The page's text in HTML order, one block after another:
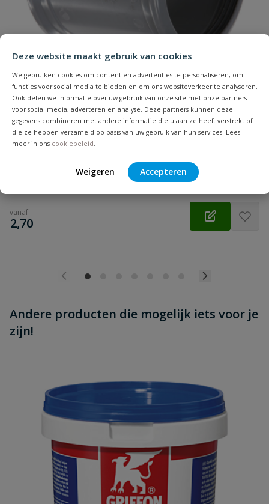
Deze website maakt gebruik van cookies
We gebruiken cookies om content en advertenties te personaliseren, om
functies voor social media te bieden en om ons websiteverkeer te analyseren.
Ook delen we informatie over uw gebruik van onze site met onze partners
voor social media, adverteren en analyse. Deze partners kunnen deze
gegevens combineren met andere informatie die u aan ze heeft verstrekt of
die ze hebben verzameld op basis van uw gebruik van hun services. Lees
meer in ons cookiebeleid.
Weigeren Accepteren
Beoordeling
Beoordeling versturen
PVC overschuifmof
Zonder stootrand | Diameter: 32 t/m 500 mm | Aansluiting:
manchet | Kleur: grijs | KOMO
vanaf
€
2,70
Andere producten die mogelijk iets voor je
zijn!